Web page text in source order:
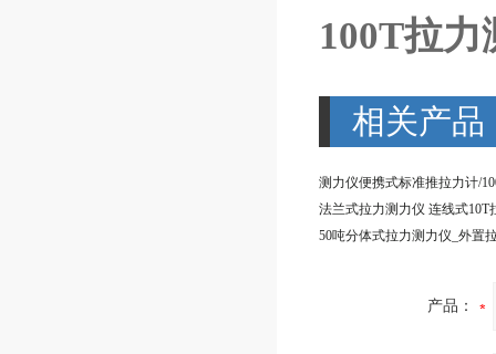
100T拉
相关产品
产品：